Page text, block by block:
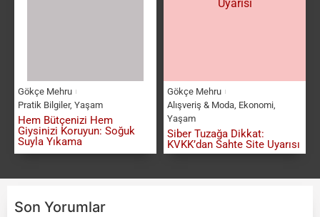
Gökçe Mehru
Pratik Bilgiler, Yaşam
Hem Bütçenizi Hem
Giysinizi Koruyun: Soğuk
Suyla Yıkama
Gökçe Mehru
Alışveriş & Moda, Ekonomi,
Yaşam
Siber Tuzağa Dikkat:
KVKK’dan Sahte Site Uyarısı
Son Yorumlar